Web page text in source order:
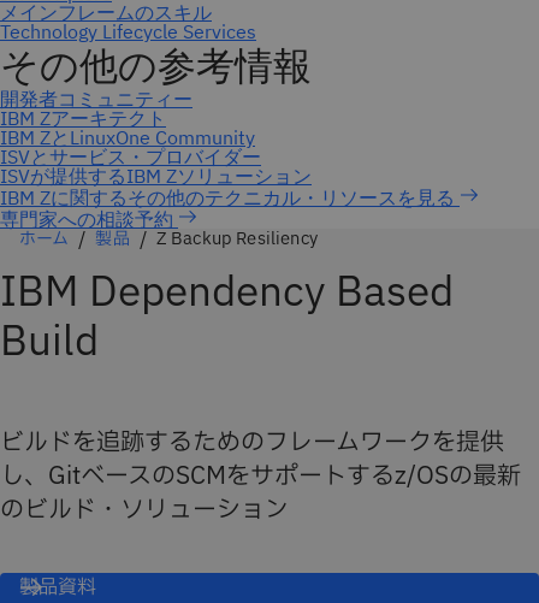
専門家への相談予約
ホーム 製品 Z Backup Resiliency
IBM Dependency Based
Build
ビルドを追跡するためのフレームワークを提供
し、GitベースのSCMをサポートするz/OSの最新
のビルド・ソリューション
製品資料